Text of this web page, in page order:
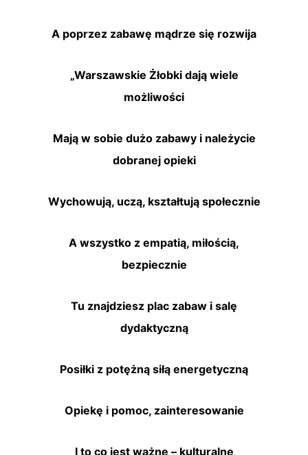
A poprzez zabawę mądrze się rozwija
„Warszawskie Żłobki dają wiele
możliwości
Mają w sobie dużo zabawy i należycie
dobranej opieki
Wychowują, uczą, kształtują społecznie
A wszystko z empatią, miłością,
bezpiecznie
Tu znajdziesz plac zabaw i salę
dydaktyczną
Posiłki z potężną siłą energetyczną
Opiekę i pomoc, zainteresowanie
I to co jest ważne – kulturalne